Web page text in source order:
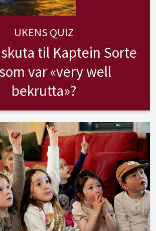
UKENS QUIZ
til Kaptein Sorte
var «very well
bekrutta»?